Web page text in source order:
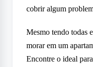
cobrir algum
Mesmo tendo todas
morar em um
Encontre o ideal